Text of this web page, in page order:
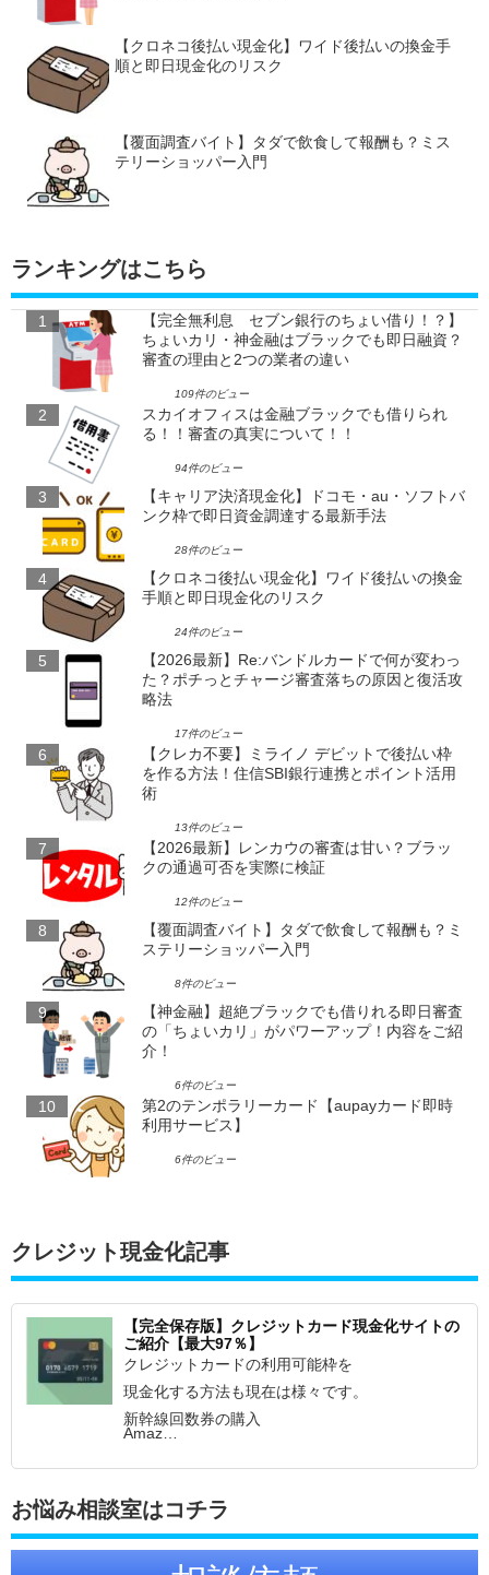
【クロネコ後払い現金化】ワイド後払いの換金手
順と即日現金化のリスク
【覆面調査バイト】タダで飲食して報酬も？ミス
テリーショッパー入門
ランキングはこちら
【完全無利息 セブン銀行のちょい借り！？】
ちょいカリ・神金融はブラックでも即日融資？
審査の理由と2つの業者の違い
109件のビュー
スカイオフィスは金融ブラックでも借りられ
る！！審査の真実について！！
94件のビュー
【キャリア決済現金化】ドコモ・au・ソフトバ
ンク枠で即日資金調達する最新手法
28件のビュー
【クロネコ後払い現金化】ワイド後払いの換金
手順と即日現金化のリスク
24件のビュー
【2026最新】Re:バンドルカードで何が変わっ
た？ポチっとチャージ審査落ちの原因と復活攻
略法
17件のビュー
【クレカ不要】ミライノ デビットで後払い枠
を作る方法！住信SBI銀行連携とポイント活用
術
13件のビュー
【2026最新】レンカウの審査は甘い？ブラッ
クの通過可否を実際に検証
12件のビュー
【覆面調査バイト】タダで飲食して報酬も？ミ
ステリーショッパー入門
8件のビュー
【神金融】超絶ブラックでも借りれる即日審査
の「ちょいカリ」がパワーアップ！内容をご紹
介！
6件のビュー
第2のテンポラリーカード【aupayカード即時
利用サービス】
6件のビュー
クレジット現金化記事
【完全保存版】クレジットカード現金化サイトの
ご紹介【最大97％】
クレジットカードの利用可能枠を
現金化する方法も現在は様々です。
新幹線回数券の購入
Amaz…
お悩み相談室はコチラ